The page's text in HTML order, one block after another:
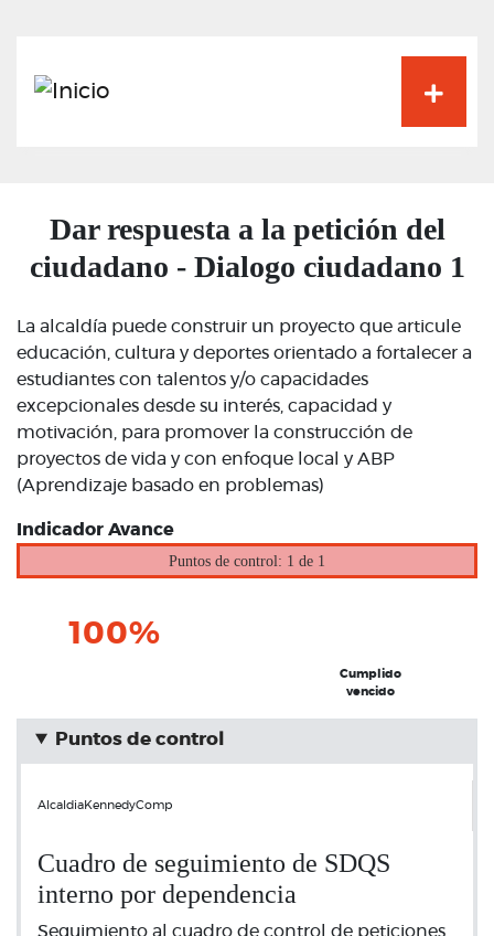
Dar respuesta a la petición del
ciudadano - Dialogo ciudadano 1
La alcaldía puede construir un proyecto que articule
educación, cultura y deportes orientado a fortalecer a
estudiantes con talentos y/o capacidades
excepcionales desde su interés, capacidad y
motivación, para promover la construcción de
proyectos de vida y con enfoque local y ABP
(Aprendizaje basado en problemas)
Indicador Avance
Puntos de control: 1 de 1
100%
Cumplido
vencido
Puntos de control
AlcaldiaKennedyComp
Cuadro de seguimiento de SDQS
interno por dependencia
Seguimiento al cuadro de control de peticiones